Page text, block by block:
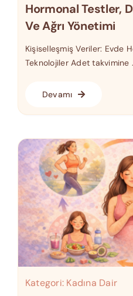
Hormonal Testler,
Ve Ağrı Yönetimi
Kişiselleşmiş Veriler: Evde
Teknolojiler Adet takvimine
Devamı
Kategori: Kadına Dair